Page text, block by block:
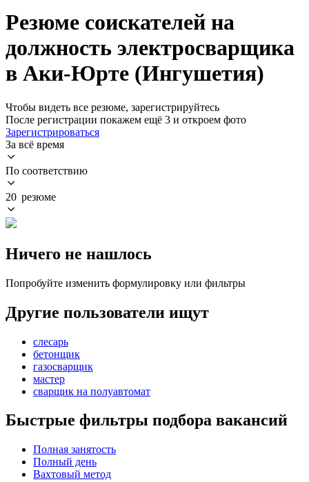
Резюме соискателей на
должность электросварщика
в Аки-Юрте (Ингушетия)
Чтобы видеть все резюме, зарегистрируйтесь
После регистрации покажем ещё 3 и откроем фото
Зарегистрироваться
За всё время
По соответствию
20 резюме
Ничего не нашлось
Попробуйте изменить формулировку или фильтры
Другие пользователи ищут
слесарь
бетонщик
газосварщик
мастер
сварщик на полуавтомат
Быстрые фильтры подбора вакансий
Полная занятость
Полный день
Вахтовый метод